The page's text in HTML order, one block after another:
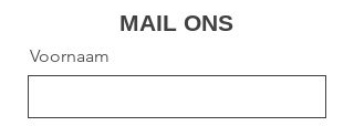
MAIL ONS
Voornaam